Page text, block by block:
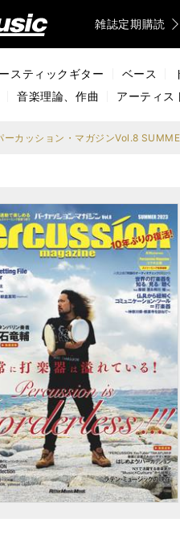
雑誌定期購読
スティックギター ベース
音楽理論、作曲 アーティス
ーカッション・マガジンVol.8